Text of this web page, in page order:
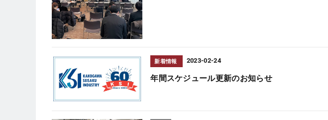
新着情報 2023-02-24
年間スケジュール更新のお知らせ